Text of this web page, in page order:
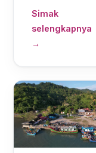
Simak
selengkapnya
→